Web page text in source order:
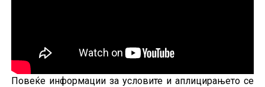
Повеќе информации за условите и аплицирањето се